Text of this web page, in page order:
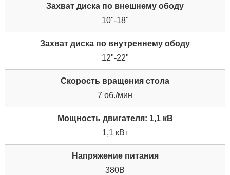
Захват диска по внешнему ободу
10"-18"
Захват диска по внутреннему ободу
12"-22"
Скорость вращения стола
7 об./мин
Мощность двигателя: 1,1 кВ
1,1 кВт
Напряжение питания
380В